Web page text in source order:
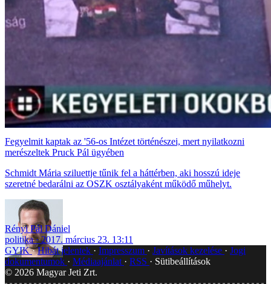
Fegyelmit kaptak az '56-os Intézet történészei, mert nyilatkozni
merészeltek Pruck Pál ügyében
Schmidt Mária sziluettje tűnik fel a háttérben, aki hosszú ideje
szeretné bedarálni az OSZK osztályaként működő műhelyt.
Rényi Pál Dániel
politika
2017. március 23. 13:11
GYIK Hibát jelentek Impresszum Javítások kezelése
Jogi
dokumentumok
Médiaajánlat RSS
Sütibeállítások
© 2026 Magyar Jeti Zrt.